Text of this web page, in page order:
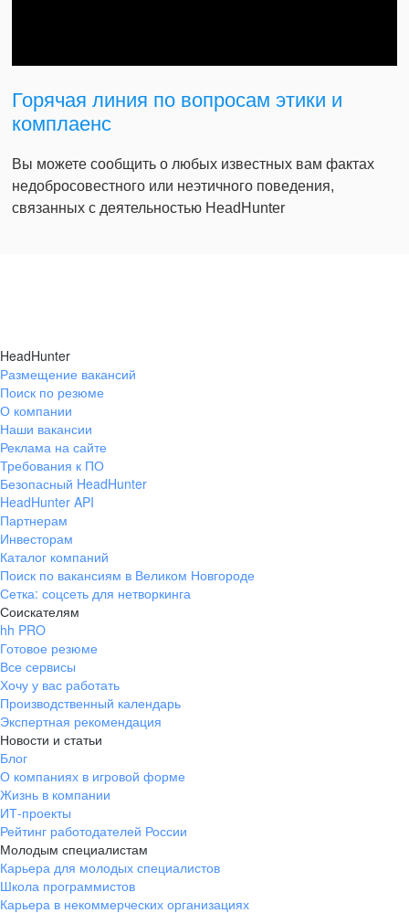
Горячая линия по вопросам этики и
комплаенс
Вы можете сообщить о любых известных вам фактах
недобросовестного или неэтичного поведения,
связанных с деятельностью HeadHunter
HeadHunter
Размещение вакансий
Поиск по резюме
О компании
Наши вакансии
Реклама на сайте
Требования к ПО
Безопасный HeadHunter
HeadHunter API
Партнерам
Инвесторам
Каталог компаний
Поиск по вакансиям в Великом Новгороде
Сетка: соцсеть для нетворкинга
Соискателям
hh PRO
Готовое резюме
Все сервисы
Хочу у вас работать
Производственный календарь
Экспертная рекомендация
Новости и статьи
Блог
О компаниях в игровой форме
Жизнь в компании
ИТ-проекты
Рейтинг работодателей России
Молодым специалистам
Карьера для молодых специалистов
Школа программистов
Карьера в некоммерческих организациях